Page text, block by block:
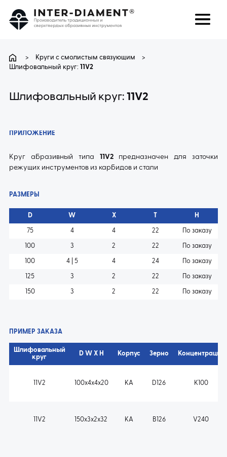
ЧАВО
КАРЬЕРА
КОНТАКТ
> Круги с смолистым связующим
>
Шлифовальный круг: 11V2
Шлифовальный круг: 11V2
ПРИЛОЖЕНИЕ
Круг абразивный типа 11V2предназначен для заточки
режущих инструментов из карбидов и стали
РАЗМЕРЫ
D W X T H
75 4 4 22 По заказу
100 3 2 22 По заказу
100 4 | 5 4 24 По заказу
125 3 2 22 По заказу
150 3 2 22 По заказу
ПРИМЕР ЗАКАЗА
Шлифовальный
круг
D W X H Корпус Зерно Концентрация
11V2 100x4x4x20 KA D126 K100
11V2 150x3x2x32 KA B126 V240